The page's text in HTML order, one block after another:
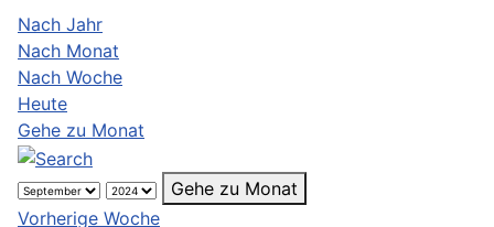
Nach Jahr
Nach Monat
Nach Woche
Heute
Gehe zu Monat
Gehe zu Monat
Vorherige Woche